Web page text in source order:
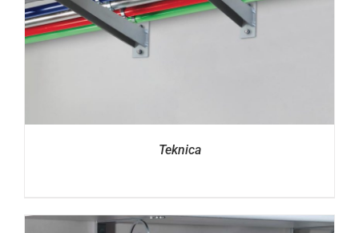
Teknica